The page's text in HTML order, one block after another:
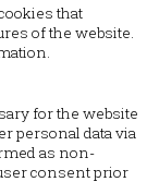
that
of the website.
for the website
personal data via
as non-
consent prior